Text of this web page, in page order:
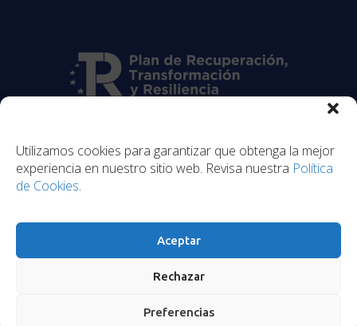
Utilizamos cookies para garantizar que obtenga la mejor
experiencia en nuestro sitio web. Revisa nuestra Política
de Cookies.
Aceptar
Rechazar
Preferencias